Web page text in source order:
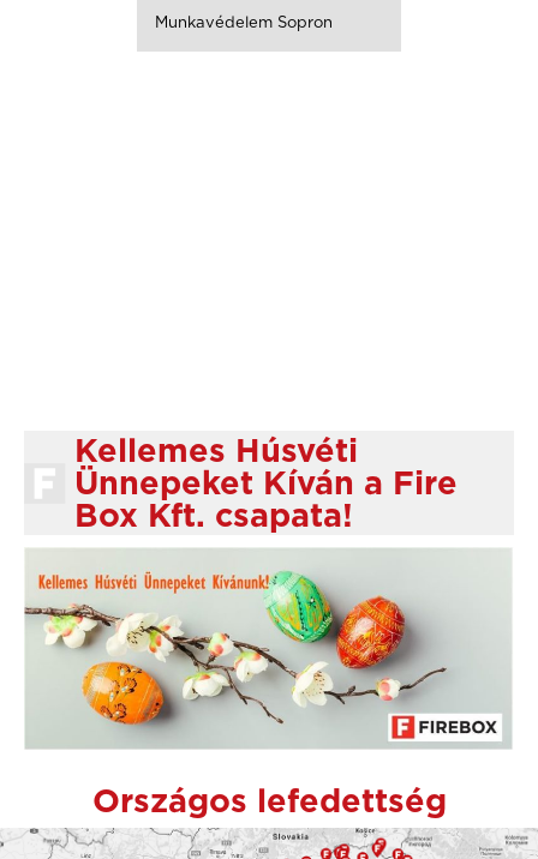
Munkavédelem Sopron
Kellemes Húsvéti
Ünnepeket Kíván a Fire
Box Kft. csapata!
Országos lefedettség